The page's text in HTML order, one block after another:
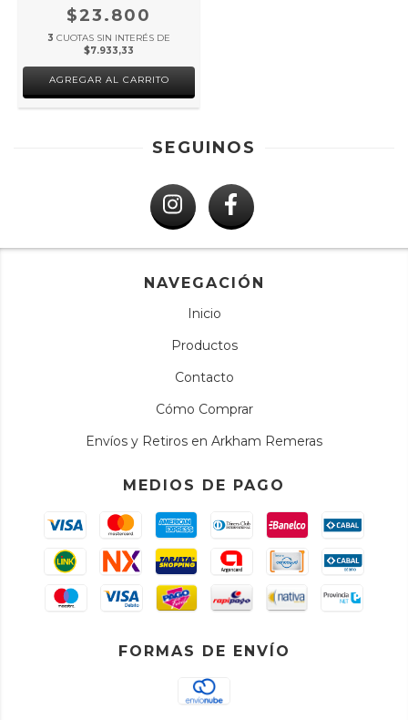
$23.800
3 CUOTAS SIN INTERÉS DE
$7.933,33
AGREGAR AL CARRITO
SEGUINOS
NAVEGACIÓN
Inicio
Productos
Contacto
Cómo Comprar
Envíos y Retiros en Arkham Remeras
MEDIOS DE PAGO
FORMAS DE ENVÍO